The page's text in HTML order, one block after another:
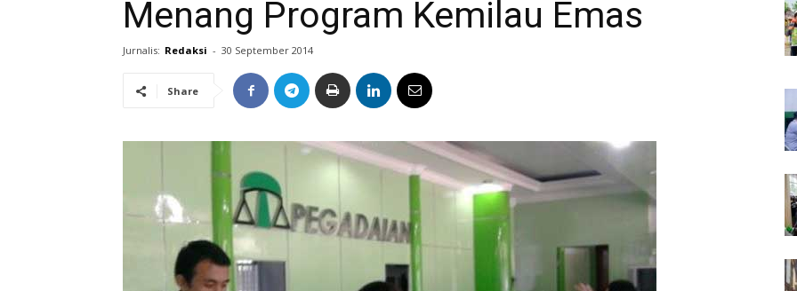
Menang Program Kemilau Emas
Jurnalis: Redaksi - 30 September 2014
Share